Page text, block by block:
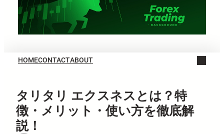
HOMECONTACTABOUT
タリタリ エクスネスとは？特
徴・メリット・使い方を徹底解
説！